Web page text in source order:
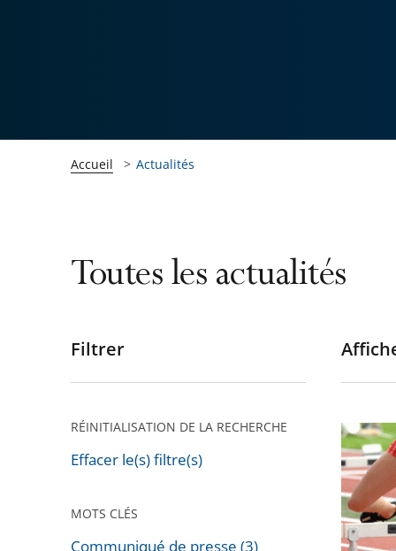
Accueil Actualités
Toutes les actualités
Passer
pour
après
Filtrer
RÉINITIALISATION DE LA RECHERCHE
Effacer le(s) filtre(s)
MOTS CLÉS
Communiqué de presse (3)
Le
Conseil
d’État
rejette
le